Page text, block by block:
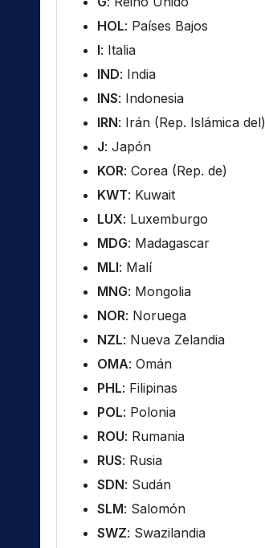
HOL: Países Bajos
I: Italia
IND: India
INS: Indonesia
IRN: Irán (Rep. Islámica del)
J: Japón
KOR: Corea (Rep. de)
KWT: Kuwait
LUX: Luxemburgo
MDG: Madagascar
MLI: Malí
MNG: Mongolia
NOR: Noruega
NZL: Nueva Zelandia
OMA: Omán
PHL: Filipinas
POL: Polonia
ROU: Rumania
RUS: Rusia
SDN: Sudán
SLM: Salomón
SWZ: Swazilandia